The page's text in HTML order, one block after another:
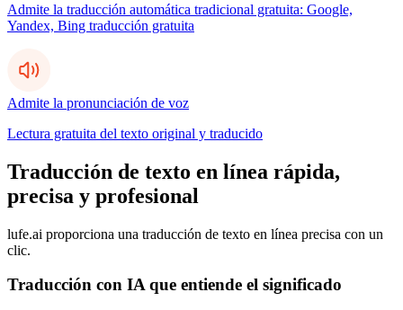
Admite la traducción automática tradicional gratuita: Google,
Yandex, Bing traducción gratuita
Admite la pronunciación de voz
Lectura gratuita del texto original y traducido
Traducción de texto en línea rápida,
precisa y profesional
lufe.ai proporciona una traducción de texto en línea precisa con un
clic.
Traducción con IA que entiende el significado